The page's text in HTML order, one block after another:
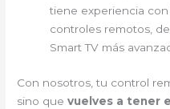
tiene experiencia
controles remotos,
Smart TV más
Con nosotros, tu control
sino quevuelves a tener